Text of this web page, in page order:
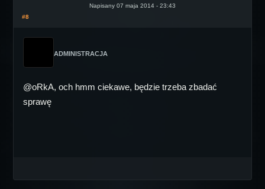
Napisany 07 maja 2014 - 23:43
#8
ADMINISTRACJA
@oRkA, och hmm ciekawe, będzie trzeba zbadać
sprawę